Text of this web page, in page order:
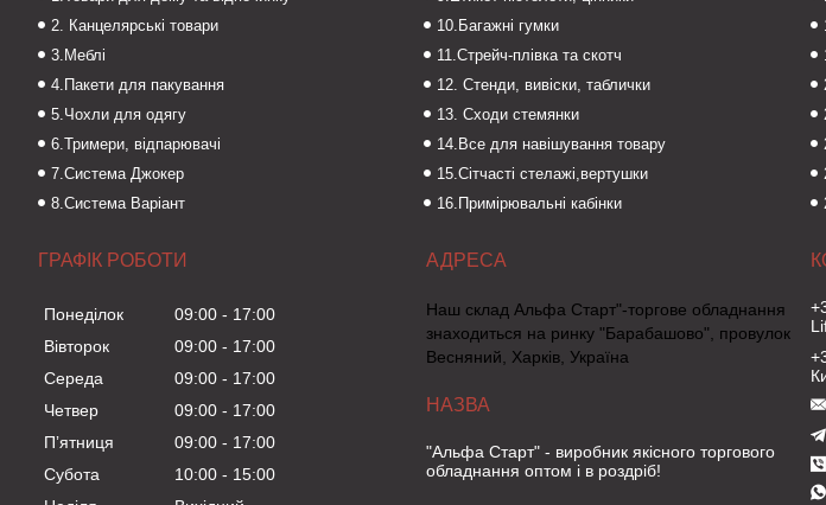
2. Канцелярські товари
3.Меблі
4.Пакети для пакування
5.Чохли для одягу
6.Тримери, відпарювачі
7.Система Джокер
8.Система Варіант
10.Багажні гумки
11.Стрейч-плівка та скотч
12. Стенди, вивіски, таблички
13. Сходи стемянки
14.Все для навішування товару
15.Сітчасті стелажі,вертушки
16.Примірювальні кабінки
ГРАФІК РОБОТИ
Понеділок 09:00
17:00
Вівторок
09:00
17:00
Середа
09:00
17:00
Четвер
09:00
17:00
Пʼятниця
09:00
17:00
Субота
10:00
15:00
Наш склад Альфа Старт"-торгове обладнання
знаходиться на ринку "Барабашово", провулок
Весняний, Харків, Україна
"Альфа Старт" - виробник якісного торгового
обладнання оптом і в роздріб!